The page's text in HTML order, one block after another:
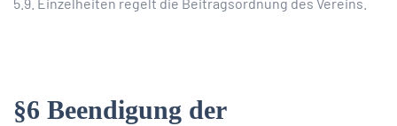
§6 Beendigung der